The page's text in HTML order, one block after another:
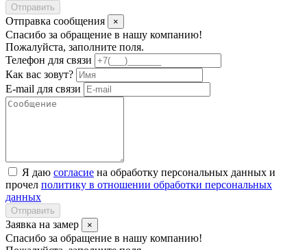
Отправить
Отправка сообщения ×
Спасибо за обращение в нашу компанию!
Пожалуйста, заполните поля.
Телефон для связи
Как вас зовут?
E-mail для связи
Я даю согласие на обработку персональных данных и
прочел политику в отношении обработки персональных
данных
Отправить
Заявка на замер ×
Спасибо за обращение в нашу компанию!